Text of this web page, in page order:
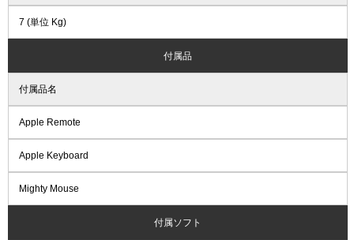
7 (単位 Kg)
付属品
付属品名
Apple Remote
Apple Keyboard
Mighty Mouse
付属ソフト